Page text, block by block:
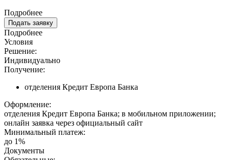
Подробнее
Подать заявку
Подробнее
Условия
Решение:
Индивидуально
Получение:
отделения Кредит Европа Банка
Оформление:
отделения Кредит Европа Банка; в мобильном приложении;
онлайн заявка через официальный сайт
Минимальный платеж:
до 1%
Документы